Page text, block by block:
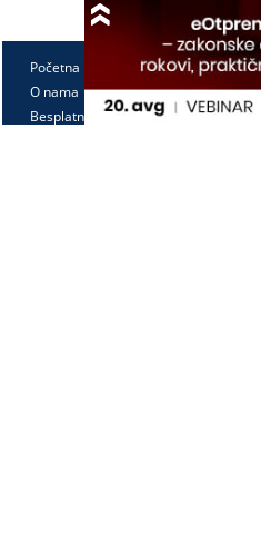
Početna
O nama
Besplatno